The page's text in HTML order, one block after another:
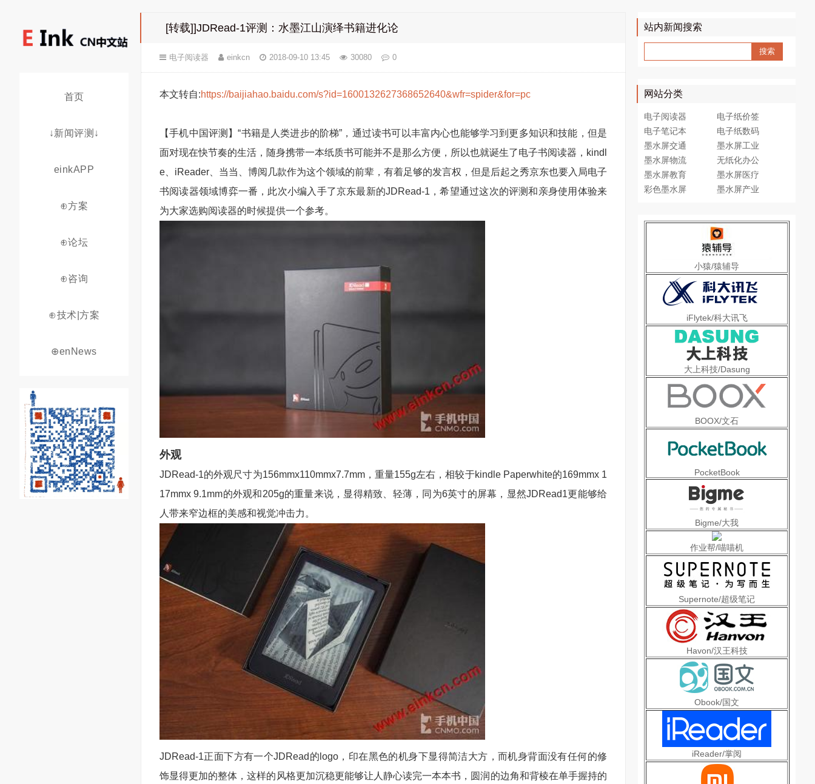
首页
↓新闻评测↓
einkAPP
⊕方案
⊕论坛
⊕咨询
⊕技术|方案
⊕enNews
[转载]]JDRead-1评测：水墨江山演绎书籍进化论
电子阅读器 einkcn 2018-09-10 13:45 30080 0
本文转自:https://baijiahao.baidu.com/s?id=1600132627368652640&wfr=spider&for=pc
【手机中国评测】“书籍是人类进步的阶梯”，通过读书可以丰富内心也能够学习到更多知识和技能，但是
面对现在快节奏的生活，随身携带一本纸质书可能并不是那么方便，所以也就诞生了电子书阅读器，kindl
e、iReader、当当、博阅几款作为这个领域的前辈，有着足够的发言权，但是后起之秀京东也要入局电子
书阅读器领域博弈一番，此次小编入手了京东最新的JDRead-1，希望通过这次的评测和亲身使用体验来
为大家选购阅读器的时候提供一个参考。
外观
JDRead-1的外观尺寸为156mmx110mmx7.7mm，重量155g左右，相较于kindle Paperwhite的169mmx 1
17mmx 9.1mm的外观和205g的重量来说，显得精致、轻薄，同为6英寸的屏幕，显然JDRead1更能够给
人带来窄边框的美感和视觉冲击力。
JDRead-1正面下方有一个JDRead的logo，印在黑色的机身下显得简洁大方，而机身背面没有任何的修
饰显得更加的整体，这样的风格更加沉稳更能够让人静心读完一本本书，圆润的边角和背棱在单手握持的
站内新闻搜索
网站分类
电子阅读器
电子纸价签
电子笔记本
电子纸数码
墨水屏交通
墨水屏工业
墨水屏物流
无纸化办公
墨水屏教育
墨水屏医疗
彩色墨水屏
墨水屏产业
小猿/猿辅导
iFlytek/科大讯飞
大上科技/Dasung
BOOX/文石
PocketBook
Bigme/大我
作业帮/喵喵机
Supernote/超级笔记
Havon/汉王科技
Obook/国文
iReader/掌阅